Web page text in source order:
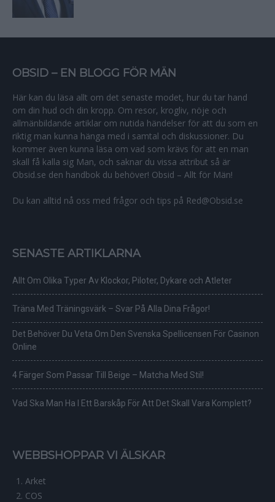
OBSID – EN BLOGG FÖR MÄN
Här kan du läsa allt om det senaste modet, hur du tar hand
om din hud och din kropp. Om resor, krogliv, nöje och
allmänbildande artiklar om nutida händelser för att du som en
riktig man kunna hänga med i samtal och diskussioner. Du
kommer även kunna läsa om vad som krävs för att en man
skall få kalla sig Man, och saknar du vissa attribut så är
Obsid.se den handbok du behöver! Obsid – Allt för Män!
Du kan alltid nå oss med frågor och tips på Red@Obsid.se
SENASTE ARTIKLARNA
Allt Om Olika Typer Av Klockor, Piloter, Dykare och Atleter
Träna Med Träningsvärk – Svar På Alla Dina Frågor!
Det Behöver Du Veta Om Den Svenska Spellicensen För Casinon
Online
4 Färger Som Passar Till Beige – Matcha Med Stil!
Vad Ska Man Ha I Ett Barskåp För Att Det Skall Vara Komplett?
WEBBSHOPPAR VI ÄLSKAR
Arket
COS